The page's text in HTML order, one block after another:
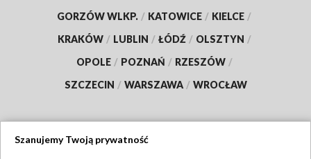
GORZÓW WLKP. / KATOWICE / KIELCE /
KRAKÓW / LUBLIN / ŁÓDŹ / OLSZTYN /
OPOLE / POZNAŃ / RZESZÓW /
SZCZECIN / WARSZAWA / WROCŁAW
Szanujemy Twoją prywatność